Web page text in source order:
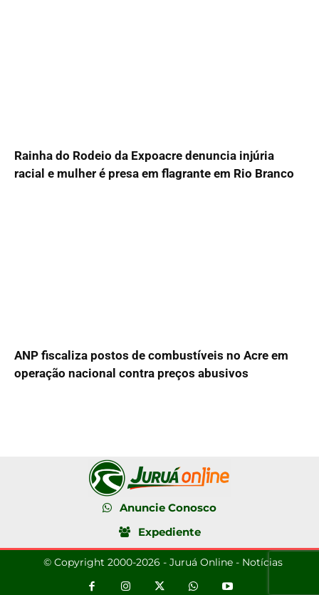
Rainha do Rodeio da Expoacre denuncia injúria
racial e mulher é presa em flagrante em Rio Branco
ANP fiscaliza postos de combustíveis no Acre em
operação nacional contra preços abusivos
Anuncie Conosco
Expediente
© Copyright 2000-2026 - Juruá Online - Notícias